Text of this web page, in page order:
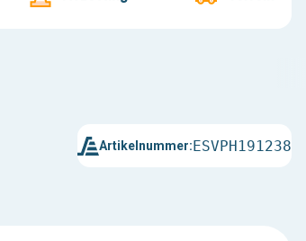
Artikelnummer:ESVPH191238